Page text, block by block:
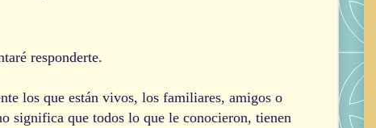
responderte.
los que están vivos, los familiares, amigos o
significa que todos lo que le conocieron, tienen